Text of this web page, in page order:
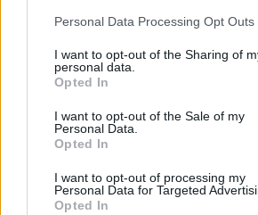
Please note that this website/app uses
not limited to your visit or usage
grant or deny consent to Google and its
use your data for below specified
consent section.
Personal Data Processing Opt Outs
I want to opt-out of the Sharing of
personal data.
Opted In
I want to opt-out of the Sale of my
Personal Data.
Opted In
I want to opt-out of processing my
Personal Data for Targeted
Opted In
Continua a leggere
B2B NEWS